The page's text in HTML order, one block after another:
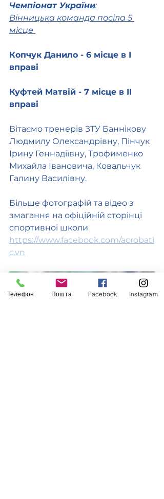
Чемпіонат України:
Вінницька команда посіла 5
місце
Копчук Данило - 6 місце в І
вправі
Куфтей Матвій - 7 місце в ІІ
вправі
Вітаємо тренерів ЗТУ Баннікову
Людмилу Олександрівну, Пінчук
Ірину Геннадіївну, Трофименко
Михайла Івановича, Ковальчук
Галину Василівну.
Більше фотографій та відео з
змагання на офіційній сторінці
спортивної школи
https://www.facebook.com/acrobati
c.vn
Телефон Пошта Facebook Instagram